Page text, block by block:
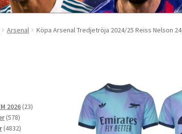
Kassa Kontakta oss Mitt kontoStorleksguiden
Arsenal Köpa Arsenal Tredjetröja 2024/25 Reiss Nelson
2026 2323
578578
produkter
48324832